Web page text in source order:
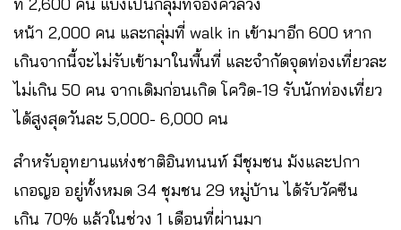
หน้า 2,000 คน และกลุ่มที่ walk in เข้ามาอีก 600 หาก
เกินจากนี้จะไม่รับเข้ามาในพื้นที่​ และจำกัดจุดท่องเที่ยวละ
ไม่เกิน 50 คน​ จากเดิมก่อนเกิด โควิด-19​ รับนักท่องเที่ยว
ได้สูงสุดวันละ 5,000- 6,000 คน
สำหรับอุทยานแห่งชาติอินทนนท์​ มีชุมชน​ ม้งและปกา
เกอญอ อยู่ทั้งหมด 34 ชุมชน 29 หมู่บ้าน ได้รับวัคซีน
เกิน 70% แล้วในช่วง 1 เดือนที่ผ่านมา​